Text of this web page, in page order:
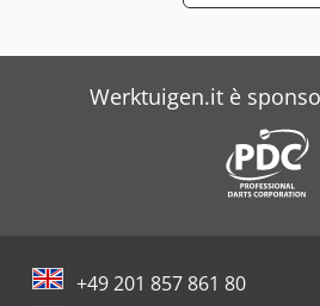
Ausa
Beka-MakWerktuigen.it è
+49 201 857 861 80